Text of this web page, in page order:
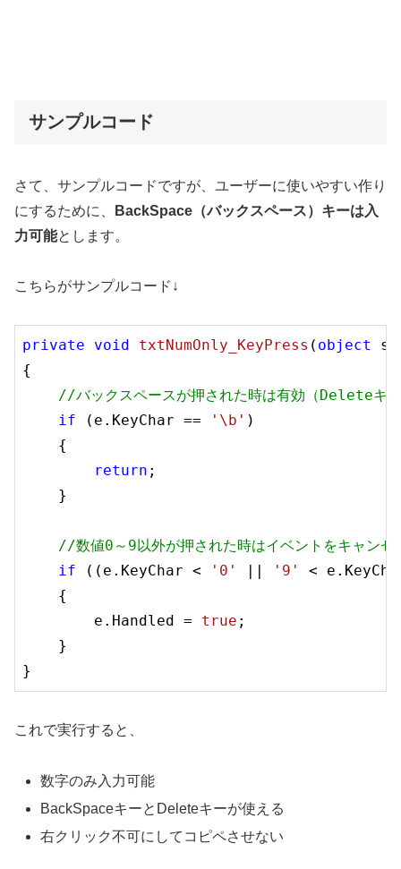
サンプルコード
さて、サンプルコードですが、ユーザーに使いやすい作り
にするために、
BackSpace（バックスペース）キーは入
力可能とします。
こちらがサンプルコード↓
private void txtNumOnly_KeyPress ( object
{
//バックスペースが押された時は有効（Deleteキ
if (e.KeyChar == '\b' )
    {
return ;
    }
//数値0～9以外が押された時はイベントをキャンセ
if ((e.KeyChar < '0' '9'
<
    {
        e.Handled =
true ;
    }
これで実行すると、
数字のみ入力可能
BackSpaceキーとDeleteキーが使える
右クリック不可にしてコピペさせない